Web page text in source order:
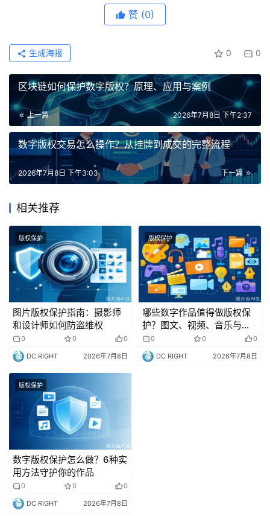
赞 (0)
0 0
生成海报
区块链如何保护数字版权？原理、应用与案例
上一篇 2026年7月8日 下午2:37
数字版权交易怎么操作？从挂牌到成交的完整流程
下一篇
2026年7月8日 下午3:03
相关推荐
版权保护
图片版权保护指南：摄影师
和设计师如何防盗维权
0 0 0
DC RIGHT 2026年7月8日
版权保护
哪些数字作品值得做版权保
护？图文、视频、音乐与代
码一览
0 0 0
DC RIGHT 2026年7月8日
版权保护
数字版权保护怎么做？6种实
用方法守护你的作品
0 0 0
DC RIGHT 2026年7月8日